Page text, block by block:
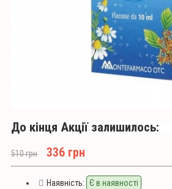
До кінця Акції залишилось:
510 грн 336 грн
Наявність: Є в наявності